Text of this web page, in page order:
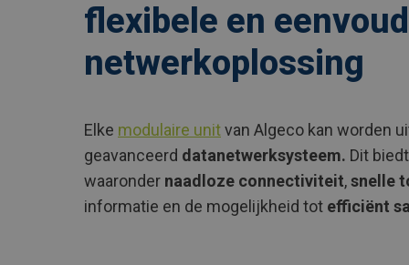
flexibele en
netwerkoplossing
Elke modulaire unitvan Algeco kan worden
geavanceerd datanetwerksysteem. Dit
waaronder naadloze connectiviteit,snelle
informatie en de mogelijkheid tot efficiënt